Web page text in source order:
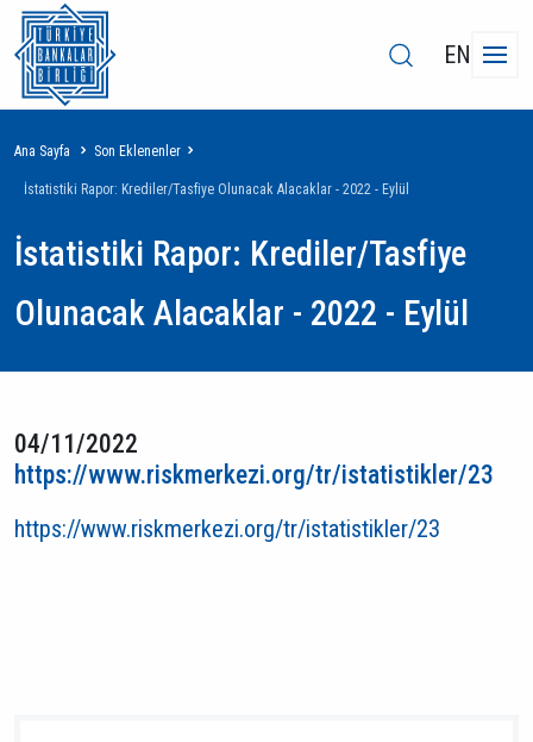
EN
Sayfa
yolu
Ana Sayfa Son Eklenenler
İstatistiki Rapor: Krediler/Tasfiye Olunacak Alacaklar - 2022 - Eylül
İstatistiki Rapor: Krediler/Tasfiye
Olunacak Alacaklar - 2022 - Eylül
04/11/2022
https://www.riskmerkezi.org/tr/istatistikler/23
https://www.riskmerkezi.org/tr/istatistikler/23